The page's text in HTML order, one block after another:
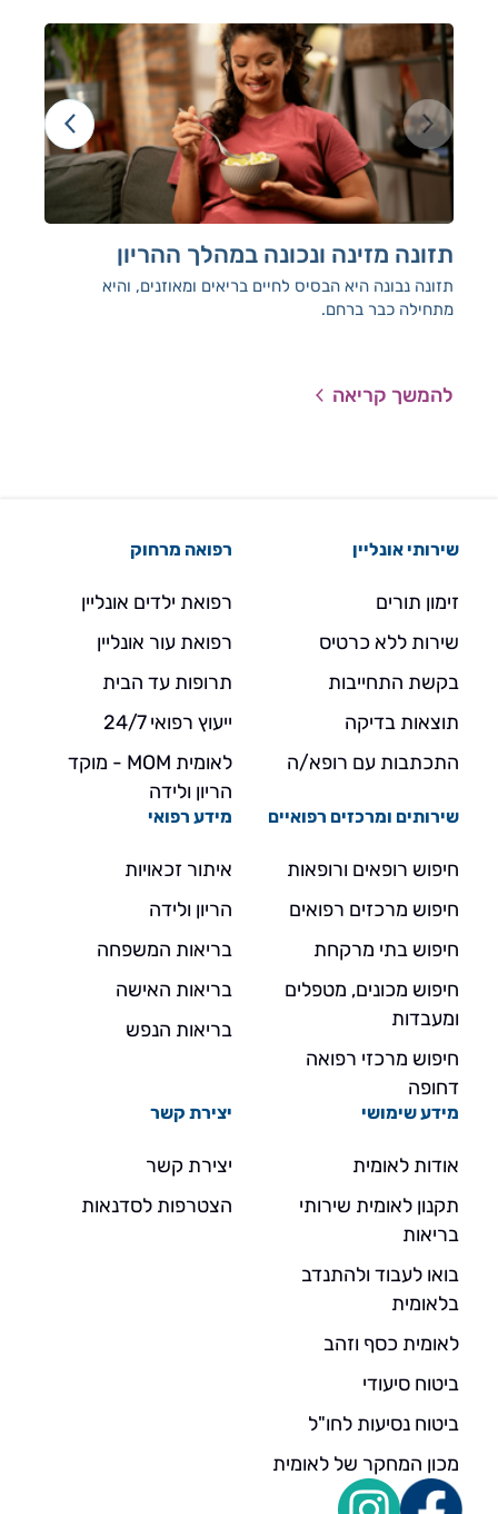
תזונה מזינה ונכונה במהלך ההריון
תזונה נבונה היא הבסיס לחיים בריאים ומאוזנים, והיא
מתחילה כבר ברחם.
להמשך קריאה
שירותי אונליין
זימון תורים
שירות ללא כרטיס
בקשת התחייבות
תוצאות בדיקה
התכתבות עם רופא/ה
רפואה מרחוק
רפואת ילדים אונליין
רפואת עור אונליין
תרופות עד הבית
ייעוץ רפואי 24/7
לאומית MOM - מוקד
הריון ולידה
שירותים ומרכזים רפואיים
חיפוש רופאים ורופאות
חיפוש מרכזים רפואים
חיפוש בתי מרקחת
חיפוש מכונים, מטפלים
ומעבדות
חיפוש מרכזי רפואה
דחופה
מידע רפואי
איתור זכאויות
הריון ולידה
בריאות המשפחה
בריאות האישה
בריאות הנפש
מידע שימושי
אודות לאומית
תקנון לאומית שירותי
בריאות
בואו לעבוד ולהתנדב
בלאומית
לאומית כסף וזהב
ביטוח סיעודי
ביטוח נסיעות לחו"ל
מכון המחקר של לאומית
יצירת קשר
יצירת קשר
הצטרפות לסדנאות